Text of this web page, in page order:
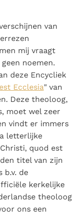
van
mij vraagt
noemen.
deze Encycliek
Ecclesia" van
Deze theoloog,
moet wel zeer
vindt er immers
letterlijke
quod est
titel van zijn
b.v. de
kerkelijke
theoloog
ons een